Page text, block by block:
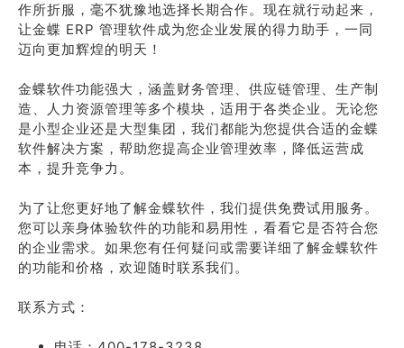
作所折服，毫不犹豫地选择长期合作。现在就行动起来，
让金蝶 ERP 管理软件成为您企业发展的得力助手，一同
迈向更加辉煌的明天！
金蝶软件功能强大，涵盖财务管理、供应链管理、生产制
造、人力资源管理等多个模块，适用于各类企业。无论您
是小型企业还是大型集团，我们都能为您提供合适的金蝶
软件解决方案，帮助您提高企业管理效率，降低运营成
本，提升竞争力。
为了让您更好地了解金蝶软件，我们提供免费试用服务。
您可以亲身体验软件的功能和易用性，看看它是否符合您
的企业需求。如果您有任何疑问或需要详细了解金蝶软件
的功能和价格，欢迎随时联系我们。
联系方式：